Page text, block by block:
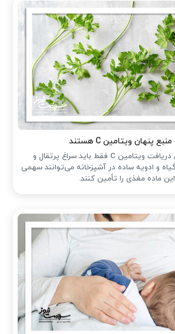
شاید تصور کنید برای دریافت ویتامین C فقط باید سراغ پرتقال و
و ادویه ساده در آشپزخانه می‌توانند سهمی
این ماده مغذی را تأمین کنند.